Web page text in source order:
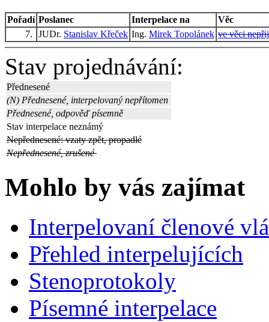
Pořadí Poslanec Interpelace na
Věc
7.
JUDr. Stanislav Křeček Ing. Mirek Topolánek ve věci
Stav projednávání:
Přednesené
(N) Přednesené, interpelovaný nepřítomen
Přednesené, odpověď písemně
Stav interpelace neznámý
Nepřednesené: vzaty zpět, propadlé
Nepřednesené, zrušené
Mohlo by vás zajímat
Interpelovaní členové
Přehled interpelujících
Stenoprotokoly
Písemné interpelace